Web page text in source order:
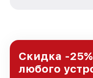
Нижнем
уровень доверия
клиентов.
Скидка -
любого